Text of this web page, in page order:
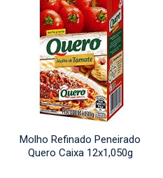
Molho Refinado Peneirado
Quero Caixa 12x1,050g